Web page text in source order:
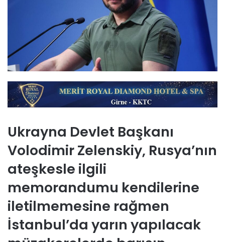
Ukrayna Devlet Başkanı
Volodimir Zelenskiy, Rusya’nın
ateşkesle ilgili
memorandumu kendilerine
iletilmemesine rağmen
İstanbul’da yarın yapılacak